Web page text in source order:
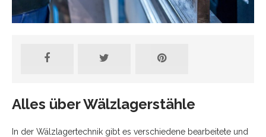
Alles über Wälzlagerstähle
In der Wälzlagertechnik gibt es verschiedene bearbeitete und